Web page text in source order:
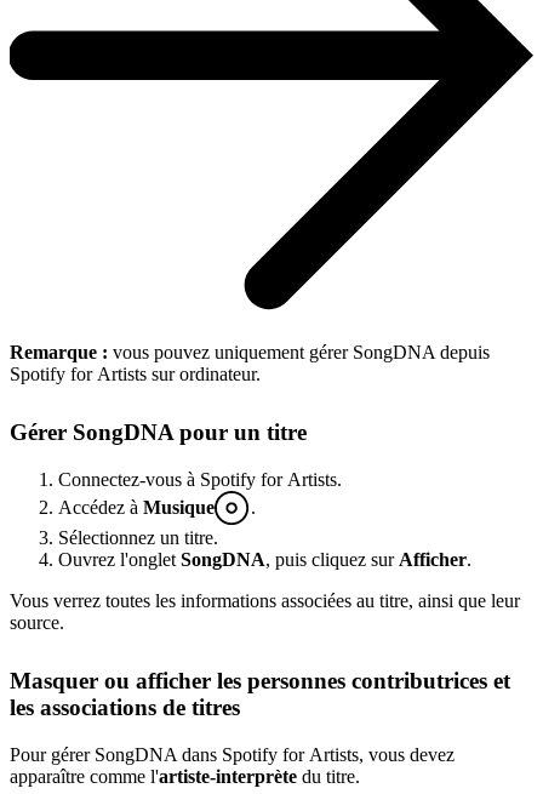
Remarque : vous pouvez uniquement gérer SongDNA depuis
Spotify for Artists sur ordinateur.
Gérer SongDNA pour un titre
Connectez-vous à Spotify for Artists.
Accédez à Musique
.
Sélectionnez un titre.
Ouvrez l'onglet SongDNA, puis cliquez sur Afficher.
Vous verrez toutes les informations associées au titre, ainsi que leur
source.
Masquer ou afficher les personnes contributrices et
les associations de titres
Pour gérer SongDNA dans Spotify for Artists, vous devez
apparaître comme l'artiste-interprète du titre.